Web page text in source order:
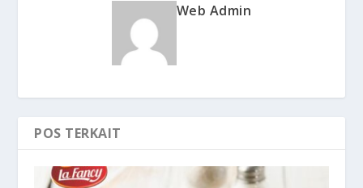
Web Admin
POS TERKAIT